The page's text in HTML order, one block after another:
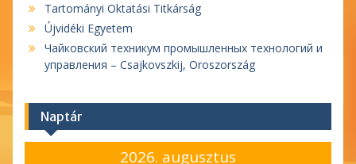
Tartományi Oktatási Titkárság
Újvidéki Egyetem
Чайковский техникум промышленных технологий и
управления – Csajkovszkij, Oroszország
Naptár
2026. augusztus